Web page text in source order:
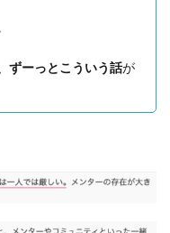
ずーっとこういう話が